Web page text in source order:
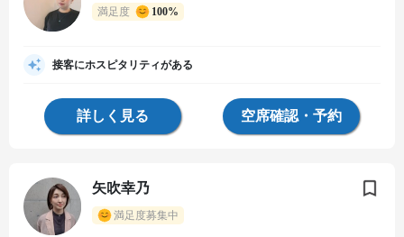
満足度 100%
接客にホスピタリティがある
詳しく見る 空席確認・予約
矢吹幸乃
満足度募集中